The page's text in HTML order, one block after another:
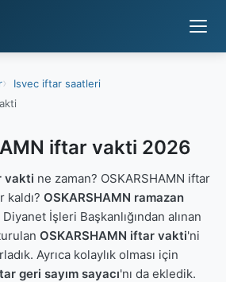
Isvec iftar saatleri
iftar vakti 2026
vakti ne zaman? OSKARSHAMN iftar
kaldı? OSKARSHAMN ramazan
Diyanet İşleri Başkanlığından alınan
OSKARSHAMN iftar vakti'ni
Ayrıca kolaylık olması için
geri sayım sayacı'nı da ekledik.